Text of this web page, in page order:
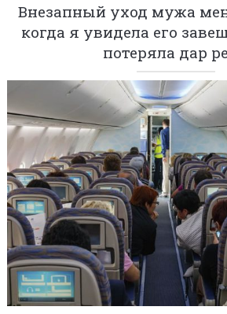
Внезапный уход мужа
когда я увидела его
потеряла дар